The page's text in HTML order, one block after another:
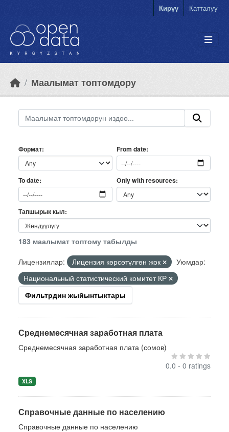
Кирүү Катталуу
Маалымат топтомдору
Формат From date
To date Only with resources
Тапшырык кыл
183 маалымат топтому табылды
Лицензиялар:
Лицензия көрсөтүлгөн жок
Уюмдар:
Национальный статистический комитет КР
Фильтрдин жыйынтыктары
Среднемесячная заработная плата
Среднемесячная заработная плата (сомов)
0.0 - 0 ratings
XLS
Справочные данные по населению
Справочные данные по населению